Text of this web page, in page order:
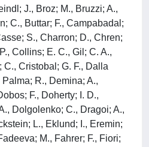
J., Broz; M., Bruzzi; A.,
C., Buttar; F., Campabadal;
S., Charron; D., Chren;
Collins; E. C., Gil; C. A.,
Cristobal; G. F., Dalla
Palma; R., Demina; A.,
F., Doherty; I. D.,
Dolgolenko; C., Dragoi; A.,
L., Eklund; I., Eremin;
M., Fahrer; F., Fiori;